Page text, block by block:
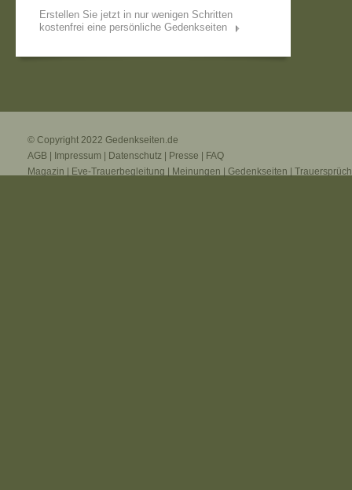
Erstellen Sie jetzt in nur wenigen Schritten
kostenfrei eine persönliche Gedenkseiten
© Copyright 2022 Gedenkseiten.de
AGB
Impressum Datenschutz Presse
FAQ
Magazin
Eve-Trauerbegleitung Meinungen Gedenkseiten